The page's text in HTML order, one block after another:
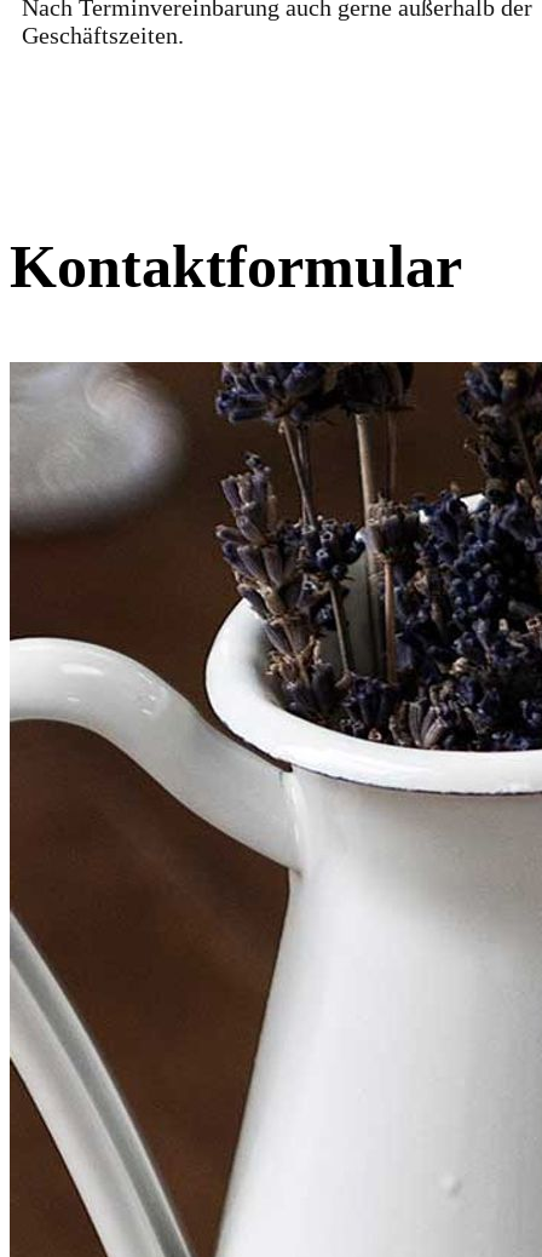
Nach Terminvereinbarung auch gerne außerhalb der
Geschäftszeiten.
Kontaktformular